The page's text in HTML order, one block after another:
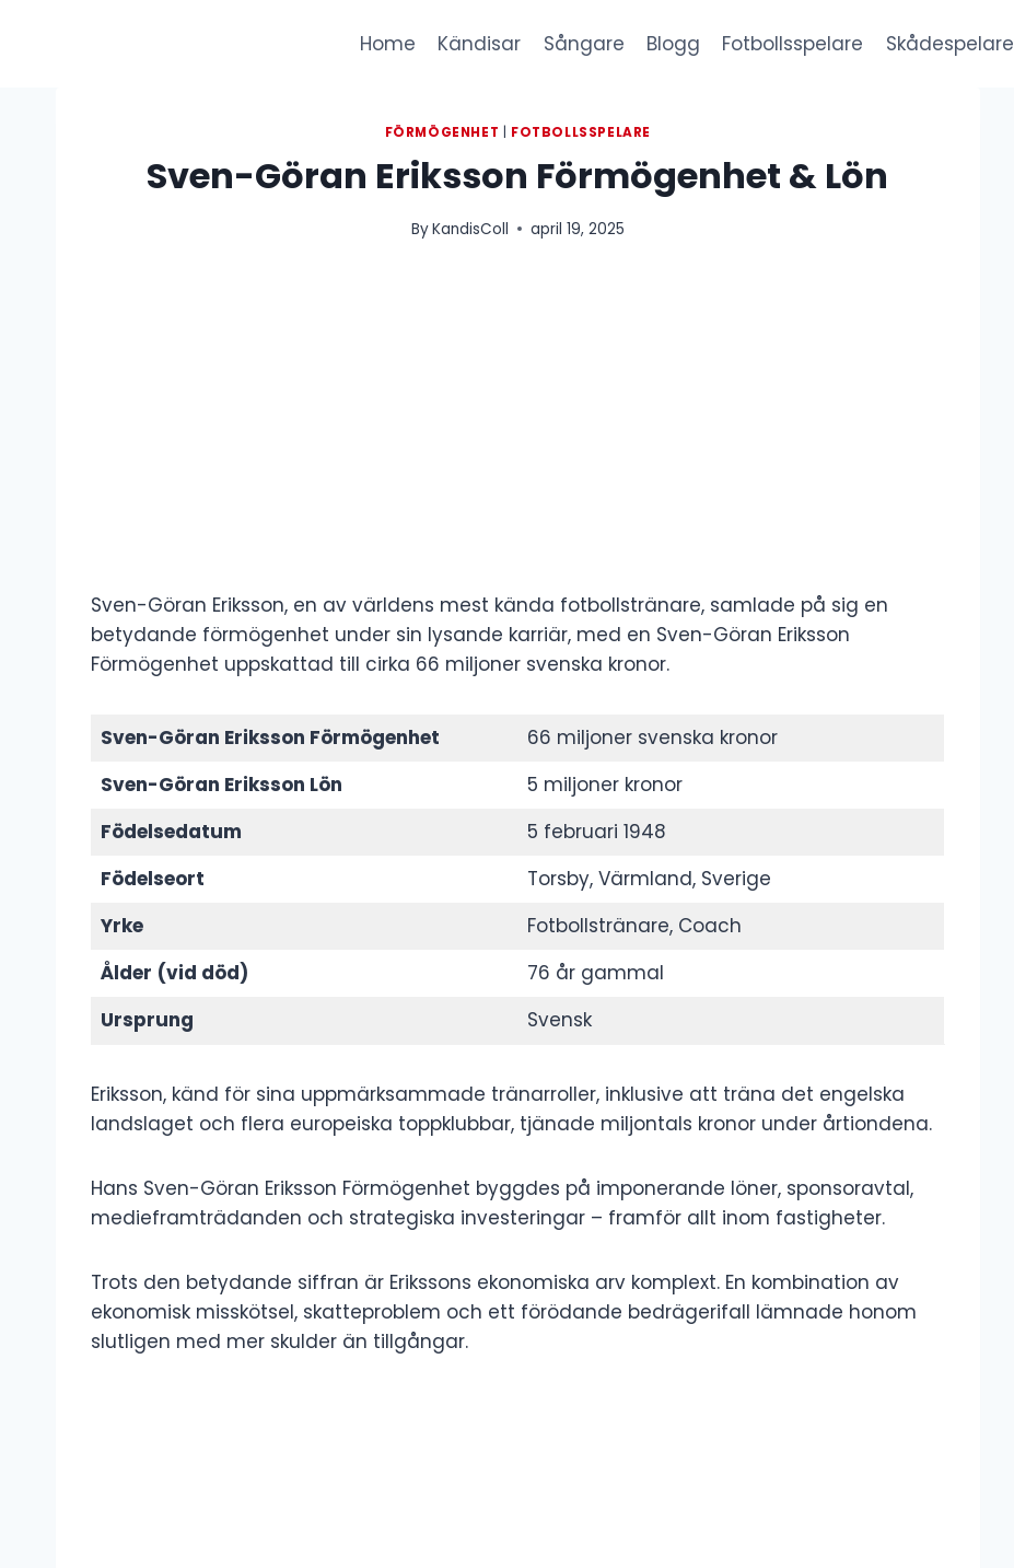
Home Kändisar Sångare Blogg Fotbollsspelare Skådespelare
FÖRMÖGENHET FOTBOLLSSPELARE
Sven-Göran Eriksson Förmögenhet & Lön
ByKandisColl april 19, 2025
Sven-Göran Eriksson, en av världens mest kända fotbollstränare, samlade på sig en
betydande förmögenhet under sin lysande karriär, med en Sven-Göran Eriksson
Förmögenhet uppskattad till cirka 66 miljoner svenska kronor.
Sven-Göran Eriksson Förmögenhet
66 miljoner svenska kronor
Sven-Göran Eriksson Lön
5 miljoner kronor
Födelsedatum
5 februari 1948
Födelseort
Torsby, Värmland, Sverige
Yrke
Fotbollstränare, Coach
Ålder (vid död)
76 år gammal
Ursprung
Svensk
Eriksson, känd för sina uppmärksammade tränarroller, inklusive att träna det engelska
landslaget och flera europeiska toppklubbar, tjänade miljontals kronor under årtiondena.
Hans Sven-Göran Eriksson Förmögenhet byggdes på imponerande löner, sponsoravtal,
medieframträdanden och strategiska investeringar – framför allt inom fastigheter.
Trots den betydande siffran är Erikssons ekonomiska arv komplext. En kombination av
ekonomisk misskötsel, skatteproblem och ett förödande bedrägerifall lämnade honom
slutligen med mer skulder än tillgångar.